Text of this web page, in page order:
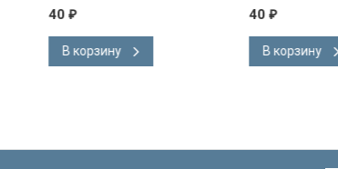
₽
В корзину
₽
В корзину